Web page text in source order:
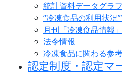
統計資料データグラフ
“冷凍食品の利用状況
月刊「冷凍食品情報」
法令情報
冷凍食品に関わる参
認定制度・認定マ